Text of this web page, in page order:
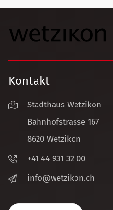
Kontakt
Stadthaus Wetzikon
Bahnhofstrasse 167
8620 Wetzikon
+41 44 931 32 00
nf
w tz k n ch